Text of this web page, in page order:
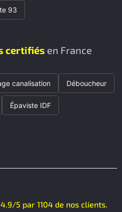
93
certifiés en France
canalisation Déboucheur
Épaviste IDF
5 par 1104 de nos clients.